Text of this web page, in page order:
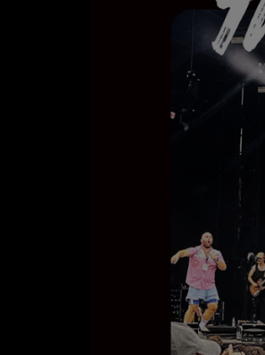
TOUTES LES ÉMISSIONS
LES ATELIERS PÉDAGOGIQUES